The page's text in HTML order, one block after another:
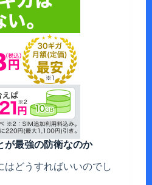
が最強の防衛なのか
はどうすればいいのでし